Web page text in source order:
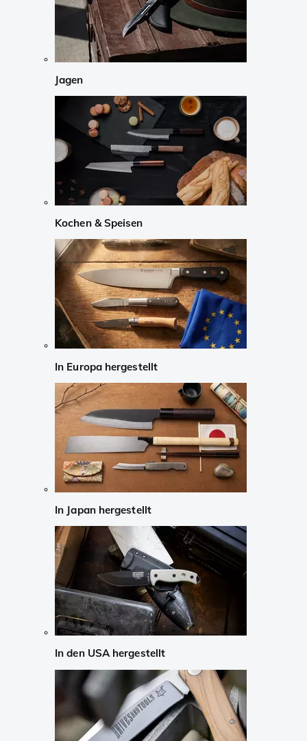
Jagen
Kochen & Speisen
In Europa hergestellt
In Japan hergestellt
In den USA hergestellt